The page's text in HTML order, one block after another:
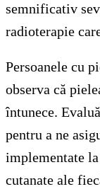
semnificativ
radioterapie
Persoanele cu
observa că
întunece.
pentru a ne
implementate
cutanate ale